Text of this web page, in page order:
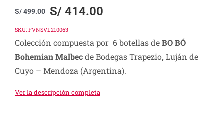
S/499.00
Original
price
was:
S/ 499.00.
S/414.00
Current
price
is:
S/ 414.00.
SKU: FVNSVL210063
Colección compuesta por 6 botellas deBO BÓ
Bohemian Malbecde Bodegas Trapezio, Luján de
Cuyo – Mendoza (Argentina).
Ver la descripción completa